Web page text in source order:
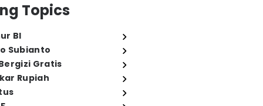
Topics
BI
Subianto
Gratis
Rupiah